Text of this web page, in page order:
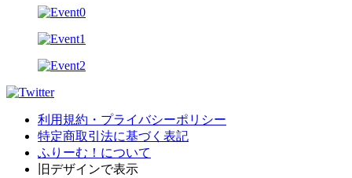
利用規約・プライバシーポリシー
特定商取引法に基づく表記
ふりーむ！について
旧デザインで表示